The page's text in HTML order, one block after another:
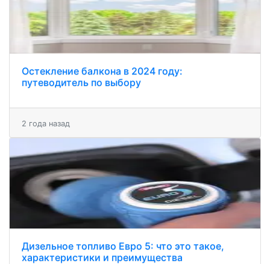
Остекление балкона в 2024 году:
путеводитель по выбору
2 года назад
Дизельное топливо Евро 5: что это такое,
характеристики и преимущества